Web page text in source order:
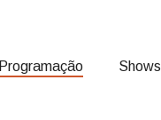
Programação Shows